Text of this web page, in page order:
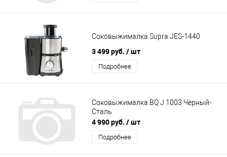
Соковыжималка Supra JES-1440
3 499 руб. / шт
Подробнее
Соковыжималка BQ J 1003 Чёрный-
Сталь
4 990 руб. / шт
Подробнее